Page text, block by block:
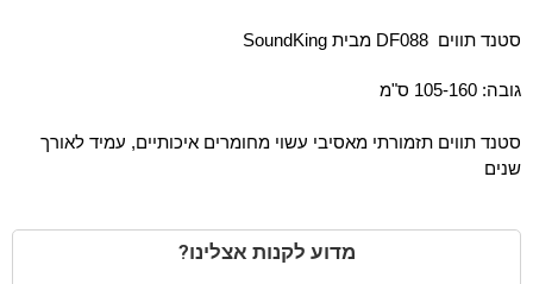
סטנד תווים DF088 מבית SoundKing
גובה: 105-160 ס"מ
סטנד תווים תזמורתי מאסיבי עשוי מחומרים איכותיים, עמיד לאורך
שנים
מדוע לקנות אצלינו?